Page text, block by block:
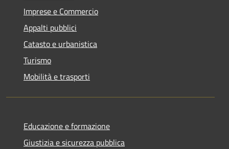
Imprese e Commercio
Appalti pubblici
Catasto e urbanistica
Turismo
Mobilità e trasporti
Educazione e formazione
Giustizia e sicurezza pubblica